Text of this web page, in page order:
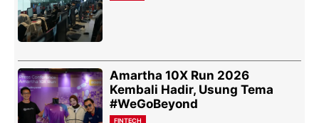
Amartha 10X Run 2026
Kembali Hadir, Usung Tema
#WeGoBeyond
FINTECH